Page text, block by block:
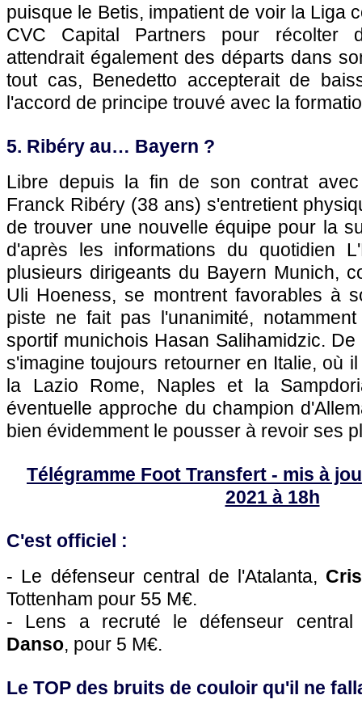
puisque le Betis, impatient de voir la Liga
CVC Capital Partners pour récolter
attendrait également des départs dans
tout cas, Benedetto accepterait de
l'accord de principe trouvé avec la
5. Ribéry au… Bayern ?
Libre depuis la fin de son contrat
Franck Ribéry (38 ans) s'entretient
de trouver une nouvelle équipe pour la
d'après les informations du quotidien
plusieurs dirigeants du Bayern Munich,
Uli Hoeness, se montrent favorables à
piste ne fait pas l'unanimité,
sportif munichois Hasan Salihamidzic.
s'imagine toujours retourner en Italie, où
la Lazio Rome, Naples et la
éventuelle approche du champion
bien évidemment le pousser à revoir ses
Télégramme Foot Transfert - mis à
2021 à 18h
C'est officiel :
- Le défenseur central de l'Atalanta,
Tottenham pour 55 M€.
- Lens a recruté le défenseur central
Danso, pour 5 M€.
Le TOP des bruits de couloir qu'il ne